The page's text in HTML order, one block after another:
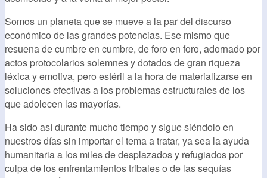
Somos un planeta que se mueve a la par del discurso
económico de las grandes potencias. Ese mismo que
resuena de cumbre en cumbre, de foro en foro, adornado por
actos protocolarios solemnes y dotados de gran riqueza
léxica y emotiva, pero estéril a la hora de materializarse en
soluciones efectivas a los problemas estructurales de los
que adolecen las mayorías.
Ha sido así durante mucho tiempo y sigue siéndolo en
nuestros días sin importar el tema a tratar, ya sea la ayuda
humanitaria a los miles de desplazados y refugiados por
culpa de los enfrentamientos tribales o de las sequías